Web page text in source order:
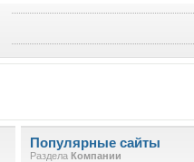
Популярные сайты
Раздела Компании